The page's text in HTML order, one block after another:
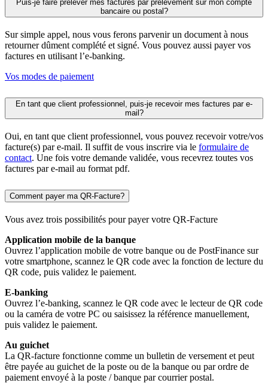
Puis-je faire prélever mes factures par prélèvement sur mon compte
bancaire ou postal?
Sur simple appel, nous vous ferons parvenir un document à nous
retourner dûment complété et signé. Vous pouvez aussi payer vos
factures en utilisant l’e-banking.
Vos modes de paiement
En tant que client professionnel, puis-je recevoir mes factures par e-
mail?
Oui, en tant que client professionnel, vous pouvez recevoir votre/vos
facture(s) par e-mail. Il suffit de vous inscrire via le formulaire de
contact. Une fois votre demande validée, vous recevrez toutes vos
factures par e-mail au format pdf.
Comment payer ma QR-Facture?
Vous avez trois possibilités pour payer votre QR-Facture
Application mobile de la banque
Ouvrez l’application mobile de votre banque ou de PostFinance sur
votre smartphone, scannez le QR code avec la fonction de lecture du
QR code, puis validez le paiement.
E-banking
Ouvrez l’e-banking, scannez le QR code avec le lecteur de QR code
ou la caméra de votre PC ou saisissez la référence manuellement,
puis validez le paiement.
Au guichet
La QR-facture fonctionne comme un bulletin de versement et peut
être payée au guichet de la poste ou de la banque ou par ordre de
paiement envoyé à la poste / banque par courrier postal.